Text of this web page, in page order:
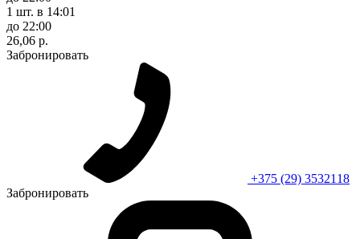
1 шт. в 14:01
до 22:00
26,06 р.
Забронировать
+375 (29) 3532118
Забронировать